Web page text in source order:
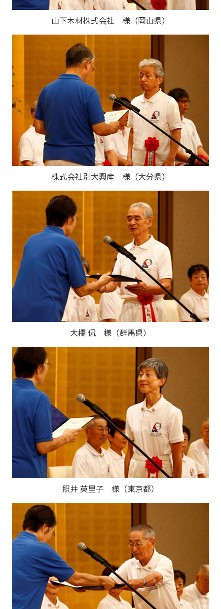
山下木材株式会社 様（岡山県）
株式会社別大興産 様（大分県）
大橋 侃 様（群馬県）
照井 英里子 様（東京都）